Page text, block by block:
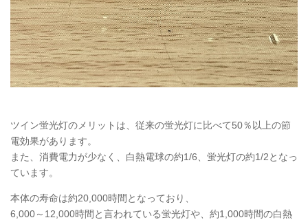
ツイン蛍光灯のメリットは、従来の蛍光灯に比べて50％以上の節
電効果があります。
また、消費電力が少なく、白熱電球の約1/6、蛍光灯の約1/2となっ
ています。
本体の寿命は約20,000時間となっており、
6,000～12,000時間と言われている蛍光灯や、約1,000時間の白熱